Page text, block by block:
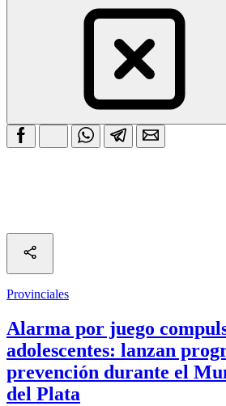
Provinciales
Alarma por juego
adolescentes: lanzan
prevención durante el
del Plata